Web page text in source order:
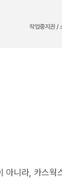
아니라, 카스